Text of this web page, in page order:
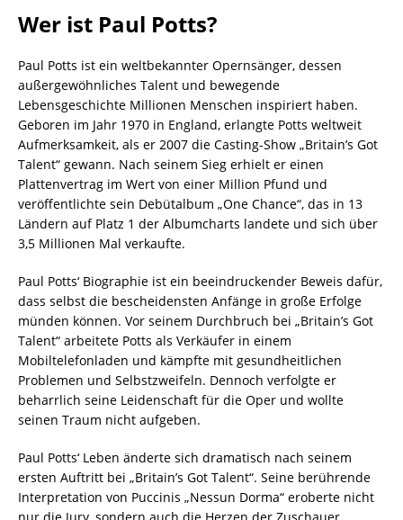
Wer ist Paul Potts?
Paul Potts ist ein weltbekannter Opernsänger, dessen
außergewöhnliches Talent und bewegende
Lebensgeschichte Millionen Menschen inspiriert haben.
Geboren im Jahr 1970 in England, erlangte Potts weltweit
Aufmerksamkeit, als er 2007 die Casting-Show „Britain’s Got
Talent“ gewann. Nach seinem Sieg erhielt er einen
Plattenvertrag im Wert von einer Million Pfund und
veröffentlichte sein Debütalbum „One Chance“, das in 13
Ländern auf Platz 1 der Albumcharts landete und sich über
3,5 Millionen Mal verkaufte.
Paul Potts‘ Biographie ist ein beeindruckender Beweis dafür,
dass selbst die bescheidensten Anfänge in große Erfolge
münden können. Vor seinem Durchbruch bei „Britain’s Got
Talent“ arbeitete Potts als Verkäufer in einem
Mobiltelefonladen und kämpfte mit gesundheitlichen
Problemen und Selbstzweifeln. Dennoch verfolgte er
beharrlich seine Leidenschaft für die Oper und wollte
seinen Traum nicht aufgeben.
Paul Potts‘ Leben änderte sich dramatisch nach seinem
ersten Auftritt bei „Britain’s Got Talent“. Seine berührende
Interpretation von Puccinis „Nessun Dorma“ eroberte nicht